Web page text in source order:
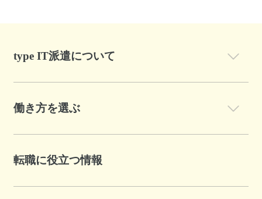
type IT派遣について
働き方を選ぶ
転職に役立つ情報